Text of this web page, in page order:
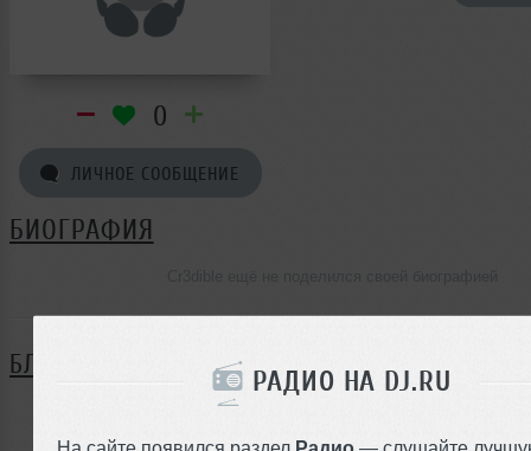
РАДИО НА DJ.RU
На сайте появился раздел Радио — слушайте
0
ЛИЧНОЕ СООБЩЕНИЕ
БИОГРАФИЯ
БЛОГ